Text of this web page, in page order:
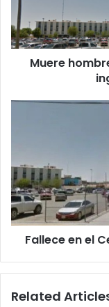
tras
ser
ingresado
Muere
Fallece
3
reo
detenido
por
ac0s0
Fallece en el
Related